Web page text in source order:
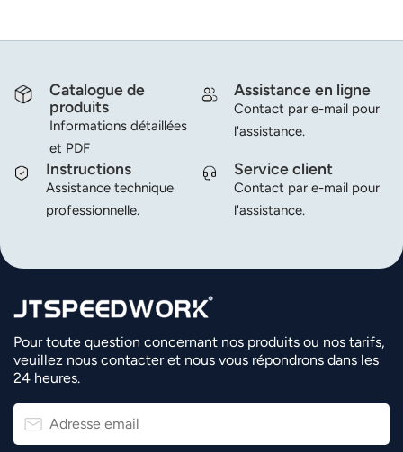
Catalogue de
produits
Informations détaillées
et PDF
Assistance en ligne
Contact par e-mail pour
l'assistance.
Instructions
Assistance technique
professionnelle.
Service client
Contact par e-mail pour
l'assistance.
Pour toute question concernant nos produits ou nos tarifs,
veuillez nous contacter et nous vous répondrons dans les
24 heures.